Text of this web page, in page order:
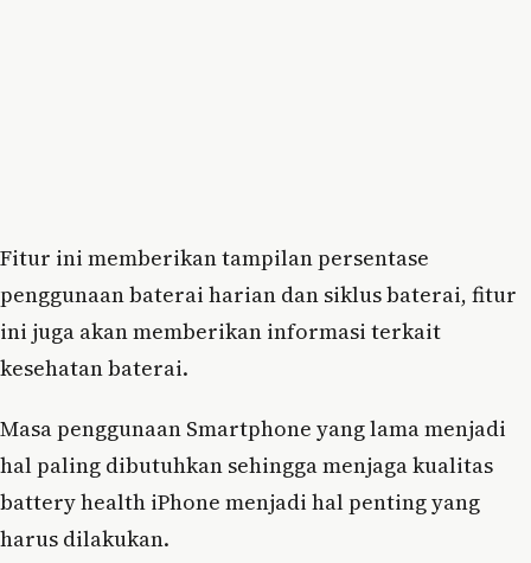
Fitur ini memberikan tampilan persentase
penggunaan baterai harian dan siklus baterai, fitur
ini juga akan memberikan informasi terkait
kesehatan baterai.
Masa penggunaan Smartphone yang lama menjadi
hal paling dibutuhkan sehingga menjaga kualitas
battery health iPhone menjadi hal penting yang
harus dilakukan.